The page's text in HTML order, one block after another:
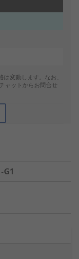
変動します。なお、
ャットからお問合せ
G1